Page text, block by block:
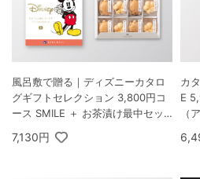
風呂敷で贈る｜ディズニーカタロ
グギフトセレクション 3,800円コ
ース SMILE ＋ お茶漬け最中セッ
7,130円
カ
E
（